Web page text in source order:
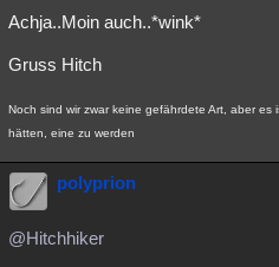
Achja..Moin auch..*wink*
Gruss Hitch
Noch sind wir zwar keine gefährdete Art, aber
hätten, eine zu werden
polyprion
@Hitchhiker